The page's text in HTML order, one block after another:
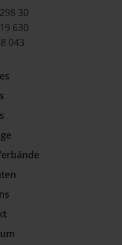
30
630
043